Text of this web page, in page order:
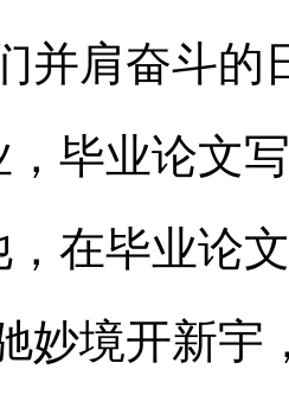
肩奋斗的
毕业论文
在毕业论
妙境开新宇